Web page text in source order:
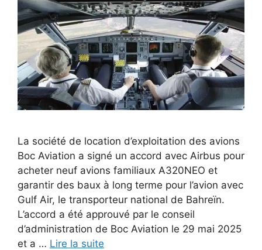
La société de location d’exploitation des avions
Boc Aviation a signé un accord avec Airbus pour
acheter neuf avions familiaux A320NEO et
garantir des baux à long terme pour l’avion avec
Gulf Air, le transporteur national de Bahreïn.
L’accord a été approuvé par le conseil
d’administration de Boc Aviation le 29 mai 2025
et a … Lire la suite